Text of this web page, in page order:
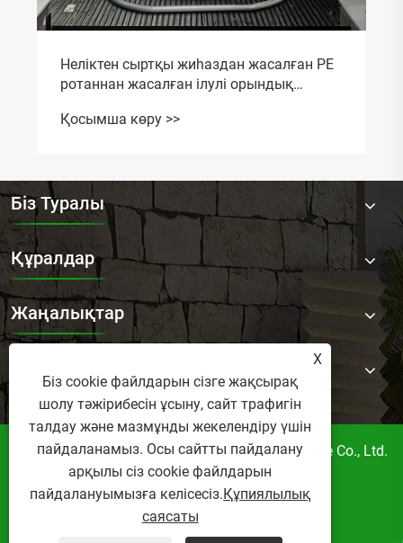
Неліктен сыртқы жиһаздан жасалған PE
ротаннан жасалған ілулі орындық
тамаша таңдау болып табылады
Қосымша көру >>
Біз Туралы
Құралдар
Жаңалықтар
Авторлық құқық © 2025 Foshan Norler Fangiate Co., Ltd.
Барлық құқықтар қорғалған.
Links
Sitemap RSS
XML
Құпиялылық саясаты
X
Біз cookie файлдарын сізге жақсырақ
шолу тәжірибесін ұсыну, сайт трафигін
талдау және мазмұнды жекелендіру үшін
пайдаланамыз. Осы сайтты пайдалану
арқылы сіз cookie файлдарын
пайдалануымызға келісесіз.Құпиялылық
саясаты